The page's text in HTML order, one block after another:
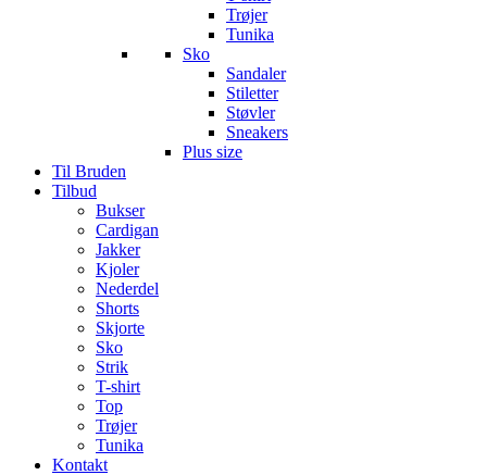
Trøjer
Tunika
Sko
Sandaler
Stiletter
Støvler
Sneakers
Plus size
Til Bruden
Tilbud
Bukser
Cardigan
Jakker
Kjoler
Nederdel
Shorts
Skjorte
Sko
Strik
T-shirt
Top
Trøjer
Tunika
Kontakt